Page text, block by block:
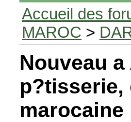
Accueil des
MAROC >
Nouveau
p?tisserie,
marocaine